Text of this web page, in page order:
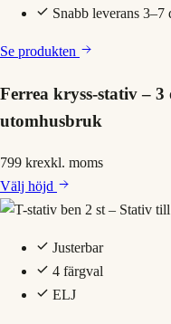
Snabb leverans 3–7
Se produkten
Ferrea kryss-stativ –
utomhusbruk
799 krexkl. moms
Välj höjd
Justerbar
4 färgval
ELJ